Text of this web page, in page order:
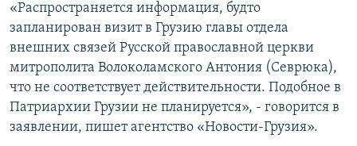
«Распространяется информация, будто
запланирован визит в Грузию главы отдела
внешних связей Русской православной церкви
митрополита Волоколамского Антония (Севрюка),
что не соответствует действительности. Подобное в
Патриархии Грузии не планируется», - говорится в
заявлении, пишет агентство «Новости-Грузия».